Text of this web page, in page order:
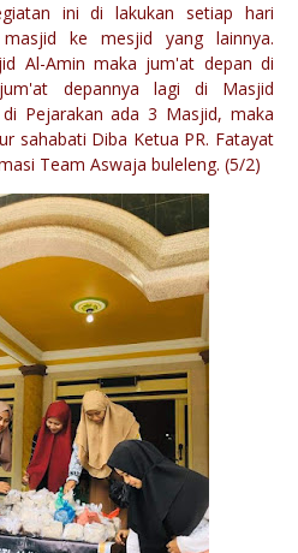
ini di lakukan setiap hari
ke mesjid yang lainnya.
Al-Amin maka jum'at depan di
depannya lagi di Masjid
Pejarakan ada 3 Masjid, maka
sahabati Diba Ketua PR. Fatayat
Team Aswaja buleleng. (5/2)